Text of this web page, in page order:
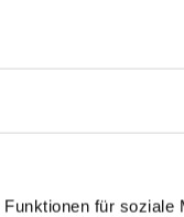
für soziale
Abfahrtsorte
. Dieses
. Die VIVA Cruises